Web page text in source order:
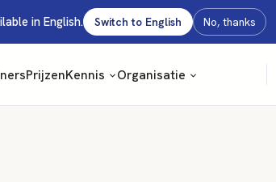
in English. Switch to English No, thanks
PrijzenKennis Organisatie